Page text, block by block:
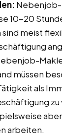
10-20
meist
müssen
als
zu
arbeiten.